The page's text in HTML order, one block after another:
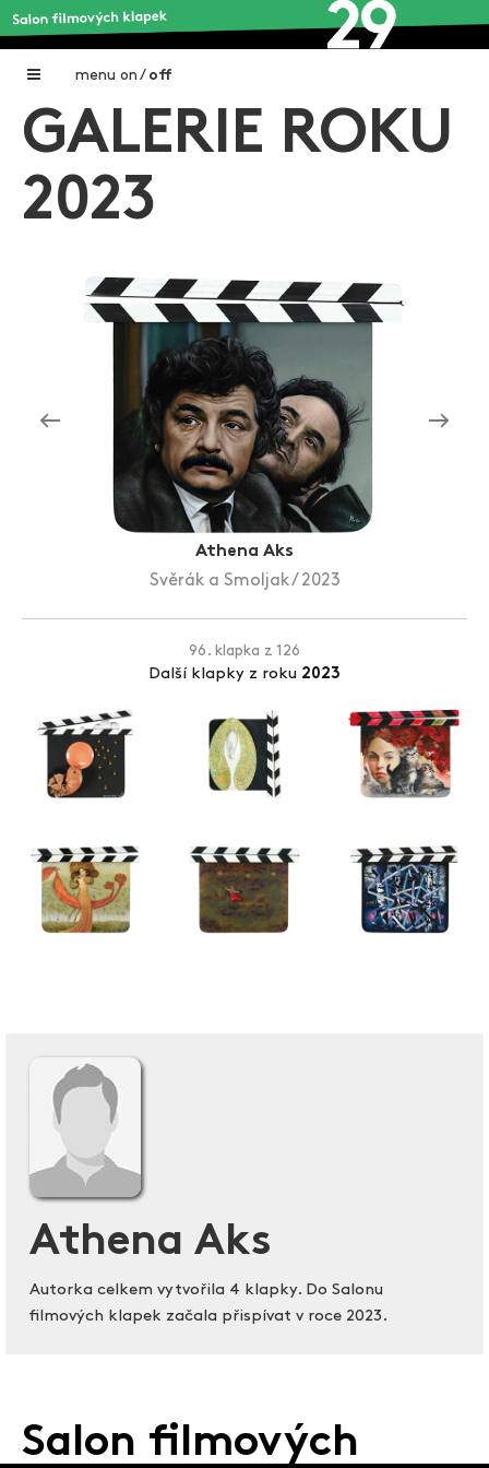
menu on / off
Home
Galerie filmových klapek
O projektu
Aktuální výstavy
Aukce filmových klapek
Zlín Film Festival
GALERIE ROKU
2023
Athena Aks
Svěrák a Smoljak / 2023
96. klapka z 126
Další klapky z roku 2023
Athena Aks
Autorka celkem vytvořila 4 klapky. Do Salonu
filmových klapek začala přispívat v roce 2023.
Salon filmových